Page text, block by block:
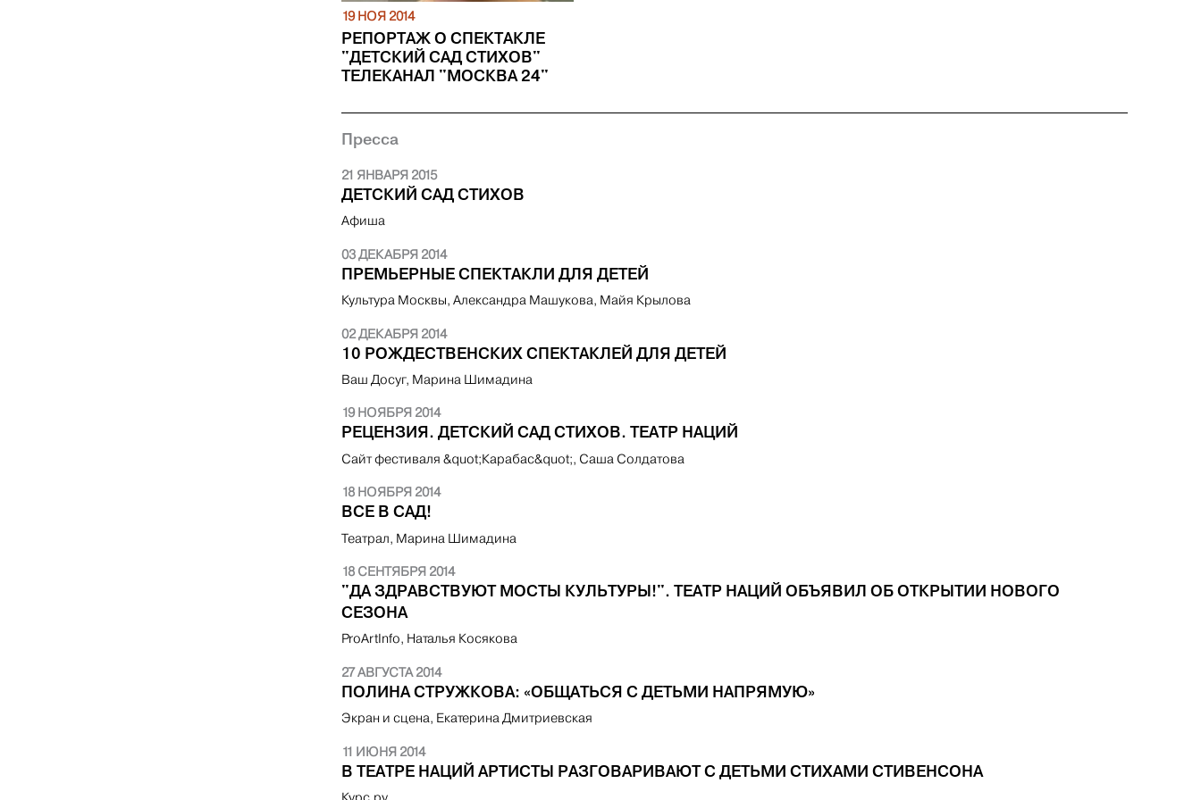
19 НОЯ 2014
РЕПОРТАЖ О СПЕКТАКЛЕ
"ДЕТСКИЙ САД СТИХОВ"
ТЕЛЕКАНАЛ "МОСКВА 24"
Пресса
21 ЯНВАРЯ 2015
ДЕТСКИЙ САД СТИХОВ
Афиша
03 ДЕКАБРЯ 2014
ПРЕМЬЕРНЫЕ СПЕКТАКЛИ ДЛЯ ДЕТЕЙ
Культура Москвы, Александра Машукова, Майя Крылова
02 ДЕКАБРЯ 2014
10 РОЖДЕСТВЕНСКИХ СПЕКТАКЛЕЙ ДЛЯ ДЕТЕЙ
Ваш Досуг, Марина Шимадина
19 НОЯБРЯ 2014
РЕЦЕНЗИЯ. ДЕТСКИЙ САД СТИХОВ. ТЕАТР НАЦИЙ
Сайт фестиваля &quot;Карабас&quot;, Саша Солдатова
18 НОЯБРЯ 2014
ВСЕ В САД!
Театрал, Марина Шимадина
18 СЕНТЯБРЯ 2014
"ДА ЗДРАВСТВУЮТ МОСТЫ КУЛЬТУРЫ!". ТЕАТР НАЦИЙ ОБЪЯВИЛ ОБ ОТКРЫТИИ НОВОГО
СЕЗОНА
ProArtInfo, Наталья Косякова
27 АВГУСТА 2014
ПОЛИНА СТРУЖКОВА: «ОБЩАТЬСЯ С ДЕТЬМИ НАПРЯМУЮ»
Экран и сцена, Екатерина Дмитриевская
11 ИЮНЯ 2014
В ТЕАТРЕ НАЦИЙ АРТИСТЫ РАЗГОВАРИВАЮТ С ДЕТЬМИ СТИХАМИ СТИВЕНСОНА